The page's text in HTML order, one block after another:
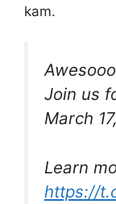
kam.
Join us
March
Learn
https://